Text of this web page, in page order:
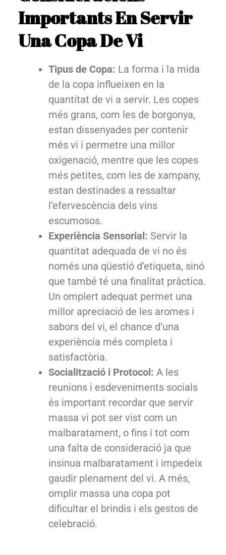
Importants En Servir
Una Copa De Vi
Tipus de Copa: La forma i la mida
de la copa influeixen en la
quantitat de vi a servir. Les copes
més grans, com les de borgonya,
estan dissenyades per contenir
més vi i permetre una millor
oxigenació, mentre que les copes
més petites, com les de xampany,
estan destinades a ressaltar
l’efervescència dels vins
escumosos.
Experiència Sensorial: Servir la
quantitat adequada de vi no és
només una qüestió d’etiqueta, sinó
que també té una finalitat pràctica.
Un omplert adequat permet una
millor apreciació de les aromes i
sabors del vi, el chance d’una
experiència més completa i
satisfactòria.
Socialització i Protocol: A les
reunions i esdeveniments socials
és important recordar que servir
massa vi pot ser vist com un
malbaratament, o fins i tot com
una falta de consideració ja que
insinua malbaratament i impedeix
gaudir plenament del vi. A més,
omplir massa una copa pot
dificultar el brindis i els gestos de
celebració.